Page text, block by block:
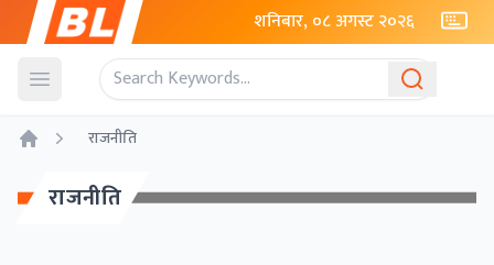
शनिबार, ०८ अगस्ट २०२६
Open menu
राजनीति
राजनीति